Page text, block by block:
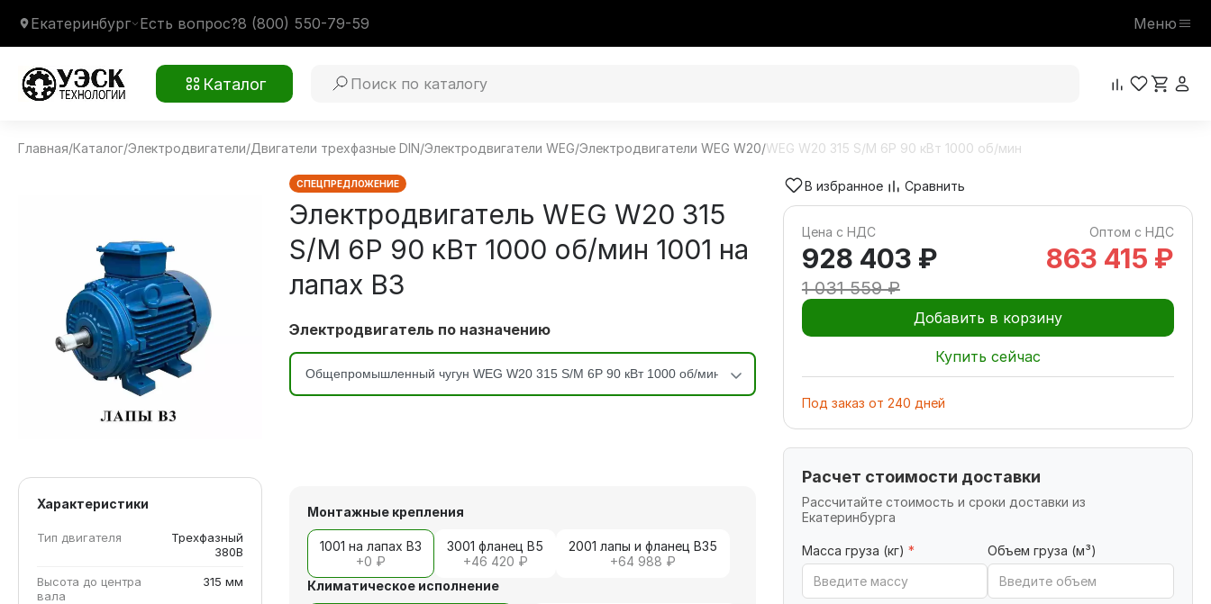
Екатеринбург Есть вопрос?8 (800) 550-79-59 Меню
Каталог
WEG W20 315 S/M 6P 90 кВт 1000 об/мин
1 031 559 ₽
Главная/Каталог/Электродвигатели/Двигатели трехфазные DIN/Электродвигатели WEG/Электродвигатели WEG W20/WEG W20 315 S/M 6P 90 кВт 1000 об/мин
Характеристики
Тип двигателя
Трехфазный
380В
Высота до центра
вала
315 мм
СПЕЦПРЕДЛОЖЕНИЕ
Электродвигатель WEG W20 315
S/M 6P 90 кВт 1000 об/мин 1001 на
лапах В3
Электродвигатель по назначению
Монтажные крепления
1001 на лапах В3
+0 ₽
3001 фланец В5
+46 420 ₽
2001 лапы и фланец В35
+64 988 ₽
Климатическое исполнение
В избранное Сравнить
Цена с НДС Оптом с НДС
928 403 ₽
1 031 559 ₽
863 415 ₽
Добавить в корзину
Купить сейчас
Под заказ от 240 дней
Расчет стоимости доставки
Рассчитайте стоимость и сроки доставки из
Екатеринбурга
Масса груза (кг) * Объем груза (м³)